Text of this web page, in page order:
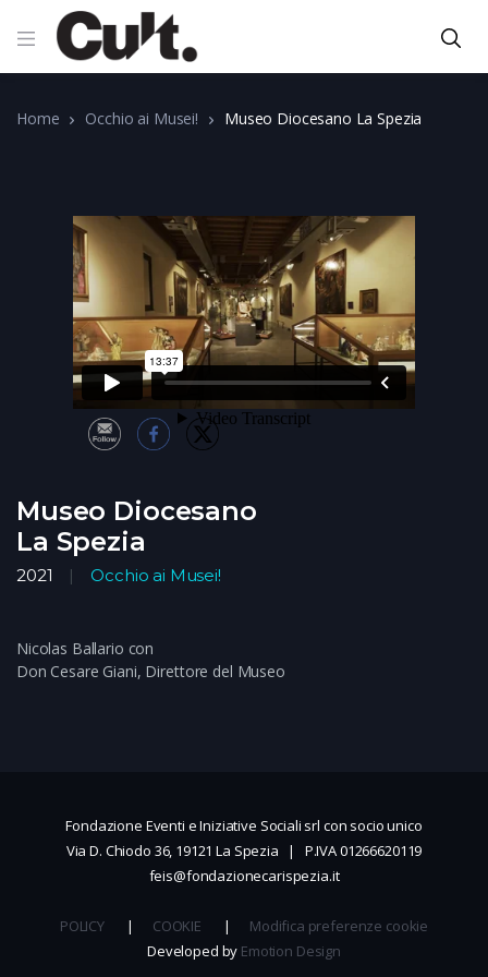
Home Occhio ai Musei! Museo Diocesano La Spezia
Museo Diocesano
La Spezia
2021 Occhio ai Musei!
Nicolas Ballario con
Don Cesare Giani, Direttore del Museo
Fondazione Eventi e Iniziative Sociali srl con socio unico
Via D. Chiodo 36, 19121 La Spezia | P.IVA 01266620119
feis@fondazionecarispezia.it
POLICY | COOKIE | Modifica preferenze cookie
Developed by Emotion Design